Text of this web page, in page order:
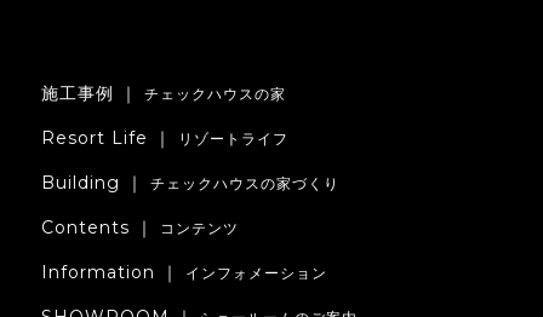
施工事例 ｜チェックハウスの家
Resort Life ｜ リゾートライフ
Building ｜チェックハウスの家づくり
Contents ｜ コンテンツ
Information ｜ インフォメーション